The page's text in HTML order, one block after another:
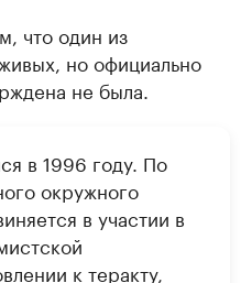
что один из
но официально
не была.
в 1996 году. По
окружного
в участии в
к теракту,